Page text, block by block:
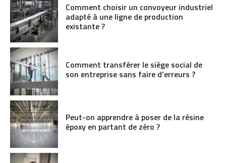
Comment choisir un convoyeur industriel
adapté à une ligne de production
existante ?
Comment transférer le siège social de
son entreprise sans faire d’erreurs ?
Peut-on apprendre à poser de la résine
époxy en partant de zéro ?